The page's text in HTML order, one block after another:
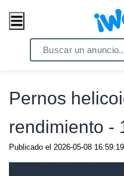
/ Comercio / Anuncios
Pernos
rendimiento -
Publicado el 2026-05-08 16:59:19